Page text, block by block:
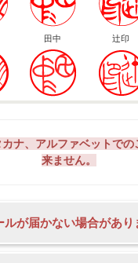
田中 辻印
ナ、アルファベットでの
来ません。
ルが届かない場合があり